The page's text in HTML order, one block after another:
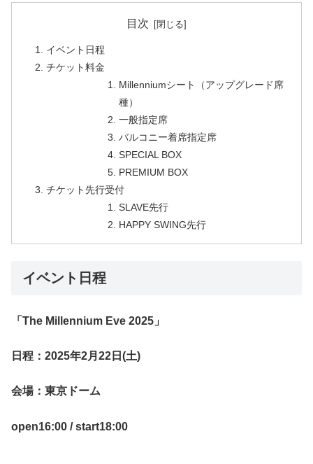
目次
イベント日程
チケット料金
Millenniumシート（アップグレード席
種）
一般指定席
バルコニー着席指定席
SPECIAL BOX
PREMIUM BOX
チケット先行受付
SLAVE先行
HAPPY SWING先行
イベント日程
「The Millennium Eve 2025」
日程：2025年2月22日(土)
会場：東京ドーム
open16:00 / start18:00